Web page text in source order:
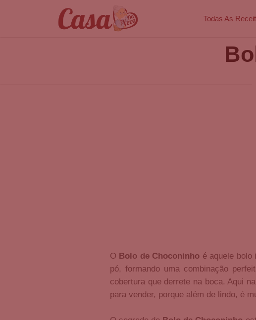
Todas As
O Bolo de Choconinho é aquele
pó, formando uma combinação
cobertura que derrete na boca. Aqui
para vender, porque além de lindo, é